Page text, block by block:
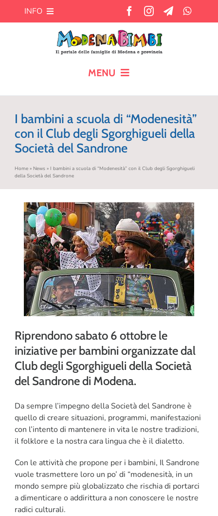
INFO
Chi siamo
Newsletter
Contatti
MENU
CALENDARIO
TEMPO LIBERO
CORSI
SALUTE
PUBBLICITÀ
CERCA
PER:
I bambini a scuola di “Modenesità”
con il Club degli Sgorghigueli della
Società del Sandrone
Home» News» I bambini a scuola di “Modenesità” con il Club degli Sgorghigueli
della Società del Sandrone
Riprendono sabato 6 ottobre le
iniziative per bambini organizzate dal
Club degli Sgorghigueli della Società
del Sandrone di Modena.
Da sempre l’impegno della Società del Sandrone è
quello di creare situazioni, programmi, manifestazioni
con l’intento di mantenere in vita le nostre tradizioni,
il folklore e la nostra cara lingua che è il dialetto.
Con le attività che propone per i bambini, Il Sandrone
vuole trasmettere loro un po’ di “modenesità, in un
mondo sempre più globalizzato che rischia di portarci
a dimenticare o addirittura a non conoscere le nostre
radici culturali.